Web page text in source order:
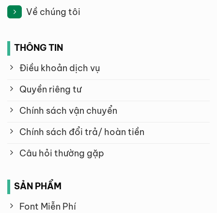
Về chúng tôi
THÔNG TIN
Điều khoản dịch vụ
Quyền riêng tư
Chính sách vận chuyển
Chính sách đổi trả/ hoàn tiền
Câu hỏi thường gặp
SẢN PHẨM
Font Miễn Phí